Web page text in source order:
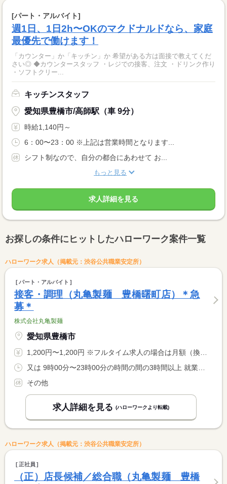
[パート・アルバイト]
週1日、1日2h〜OKのマクドナルドなら、家庭
最優先で働けます！
「カウンター」か「キッチン」か 希望がある方は面接で教えてくだ
さい◎ ◆カウンタースタッフ ・レジでの接客、注文 ・ドリンク作り
・ソフトクリー...
キッチンスタッフ
愛知県豊橋市/高師駅（車 9分）
時給1,140円～
6：00〜23：00 ※上記は営業時間となります...
シフト制なので、自分の都合にあわせて お...
もっと見る
求人詳細を見る
お探しの条件にヒットしたハローワーク案件一覧
ハローワーク求人（掲載元：渋谷公共職業安定所）
パート・アルバイト
接客・調理（丸亀製麺 豊橋曙町店）＊急
募＊
株式会社丸亀製麺
愛知県豊橋市
1,200円〜1,200円 ※フルタイム求人の場合は月額（換算額）、パート求人の場合は時間額を表示しています。
その他
求人詳細を見る (ハローワークより転載)
ハローワーク求人（掲載元：渋谷公共職業安定所）
正社員
（正）店長候補／総合職（丸亀製麺 豊橋